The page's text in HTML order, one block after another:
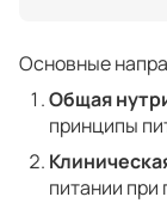
Основные
Общая
принципы
питании